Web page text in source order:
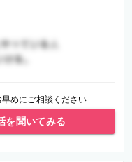
めにご相談ください
を聞いてみる